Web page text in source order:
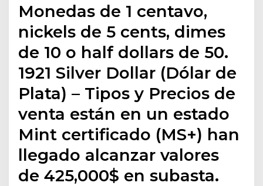
Monedas de 1 centavo,
nickels de 5 cents, dimes
de 10 o half dollars de 50.
1921 Silver Dollar (Dólar de
Plata) – Tipos y Precios de
venta están en un estado
Mint certificado (MS+) han
llegado alcanzar valores
de 425,000$ en subasta.